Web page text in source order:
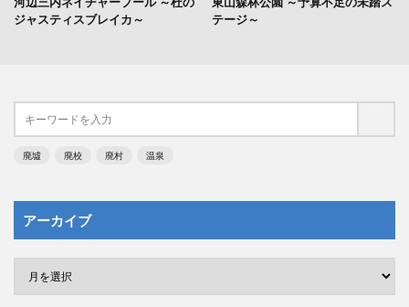
ジャスティスブレイカ～
テージ～
廃墟 廃校 廃村 温泉
アーカイブ